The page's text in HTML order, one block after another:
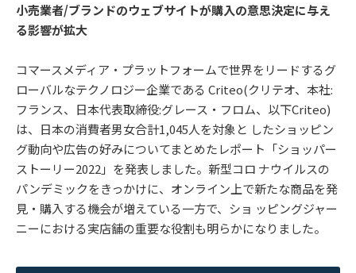
小売業者/ブランドのウェブサイトが購入の意思決定に与え
る影響が拡大
コマースメディア・プラットフォームで世界をリードするグ
ローバルなテクノロジー企業である Criteo(クリテオ、本社:
フランス、日本代表取締役:グレース・フロム、以下Criteo)
は、日本の消費者男女合計1,045人を対象と したショッピン
グ動向や広告の好みについてまとめたレポート「ショッパー
ストーリー2022」を発表しました。新型コロ ナウイルスの
パンデミックをきっかけに、オンライン上で新たな商品を発
見・購入する機会が増えている一方で、ショ ッピングジャー
ニーにおける実店舗の重要な役割も明らかになりました。